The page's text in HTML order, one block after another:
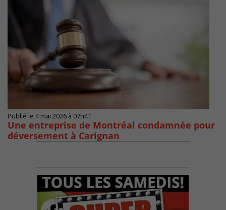
Publié le 4 mai 2026 à 07h41
Une entreprise de Montréal condamnée pour
déversement à Carignan